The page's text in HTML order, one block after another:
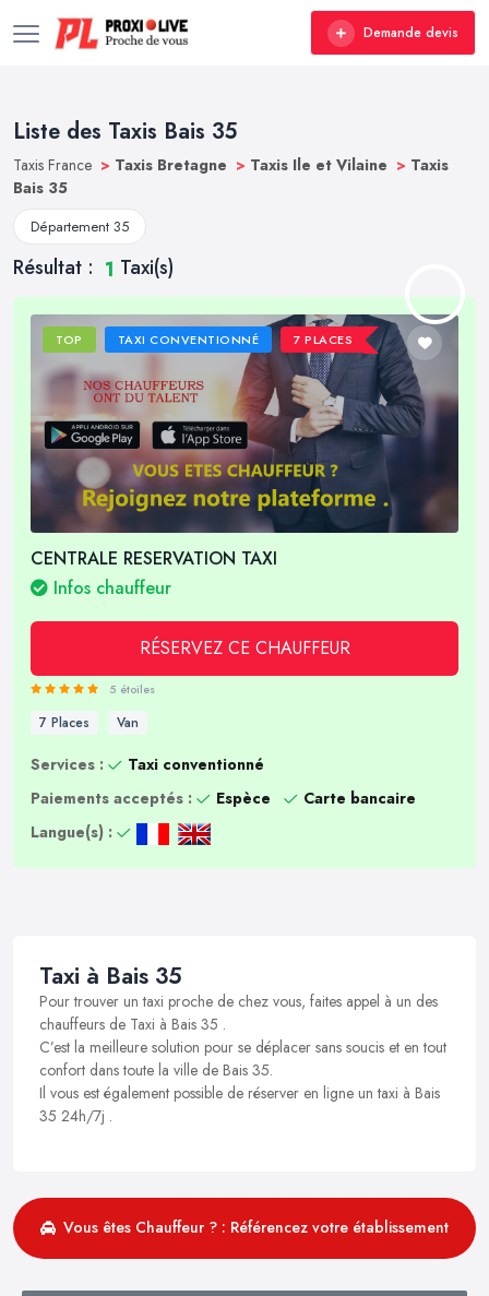
Demande devis
Liste des Taxis Bais 35
Taxis France > Taxis Bretagne > Taxis Ile et Vilaine > Taxis
Bais 35
Département 35
Résultat : 1 Taxi(s)
TOP TAXI CONVENTIONNÉ 7 PLACES
CENTRALE RESERVATION TAXI
Infos chauffeur
RÉSERVEZ CE CHAUFFEUR
5 étoiles
7 Places Van
Services :
Taxi conventionné
Paiements acceptés :
Espèce
Carte bancaire
Langue(s) :
Taxi à Bais 35
Pour trouver un taxi proche de chez vous, faites appel à un des
chauffeurs de Taxi à Bais 35 .
C’est la meilleure solution pour se déplacer sans soucis et en tout
confort dans toute la ville de Bais 35.
Il vous est également possible de réserver en ligne un taxi à Bais
35 24h/7j .
Vous êtes Chauffeur ? : Référencez votre établissement